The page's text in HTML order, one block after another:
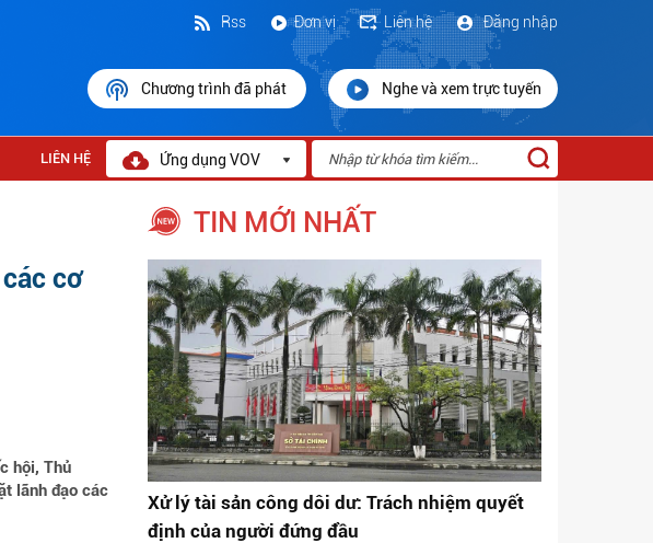
Đăng nhập
Liên hệ
Đơn vị
Rss
Chương trình đã phát Nghe và xem trực tuyến
LIÊN HỆ Ứng dụng VOV
cơ
hội, Thủ
lãnh đạo các
TIN MỚI NHẤT
Xử lý tài sản công dôi dư: Trách nhiệm quyết
định của người đứng đầu